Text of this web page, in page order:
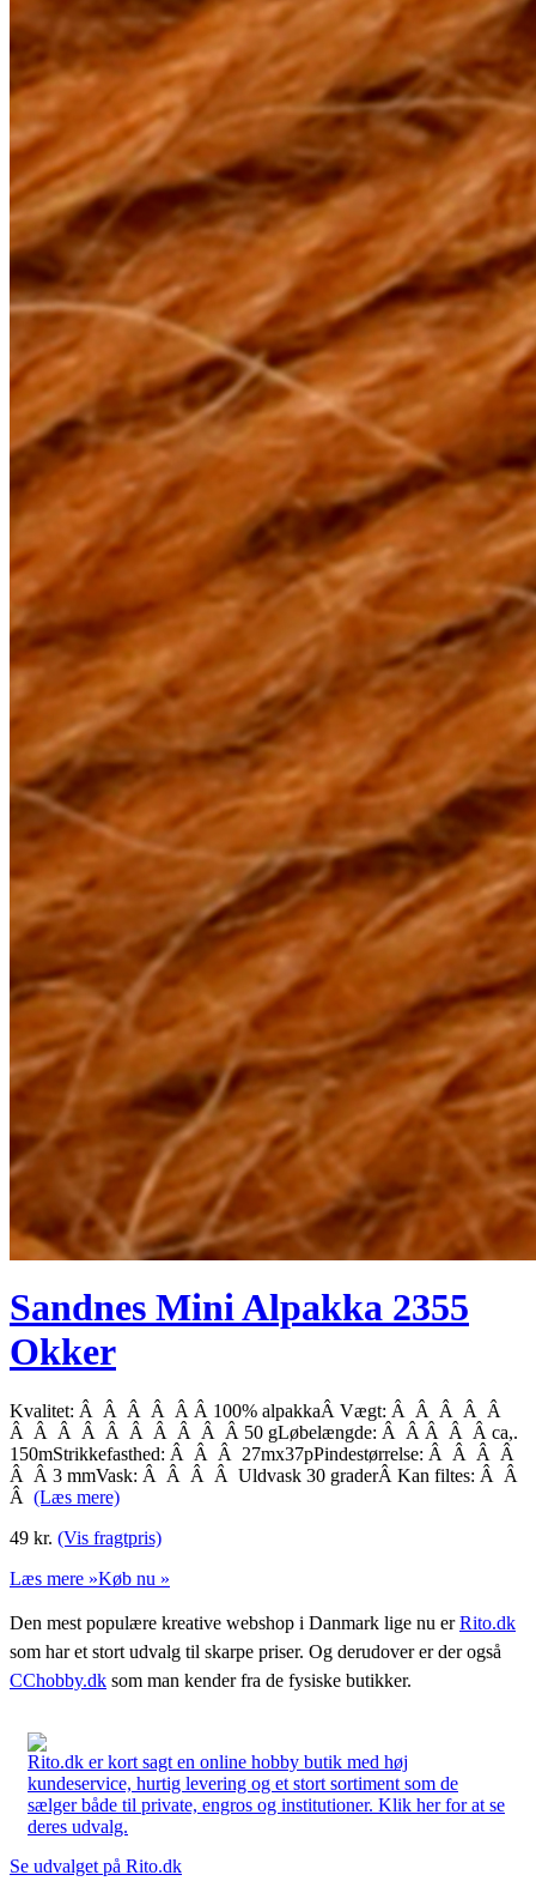
Sandnes Mini Alpakka 2355
Okker
Kvalitet: Â Â Â Â Â Â 100% alpakkaÂ Vægt: Â Â Â Â Â
Â Â Â Â Â Â Â Â Â Â 50 gLøbelængde: Â Â Â Â Â ca,.
150mStrikkefasthed: Â Â Â 27mx37pPindestørrelse: Â Â Â Â
Â Â 3 mmVask: Â Â Â Â Uldvask 30 graderÂ Kan filtes: Â Â
Â (Læs mere)
49 kr. (Vis fragtpris)
Læs mere »Køb nu »
Den mest populære kreative webshop i Danmark lige nu erRito.dk
som har et stort udvalg til skarpe priser. Og derudover er der også
CChobby.dk som man kender fra de fysiske butikker.
Rito.dk er kort sagt en online hobby butik med høj
kundeservice, hurtig levering og et stort sortiment som de
sælger både til private, engros og institutioner. Klik her for at se
deres udvalg.
Se udvalget på Rito.dk